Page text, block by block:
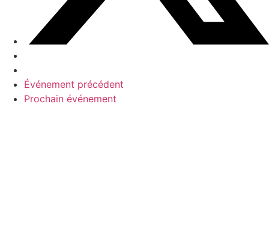
Événement précédent
Prochain événement